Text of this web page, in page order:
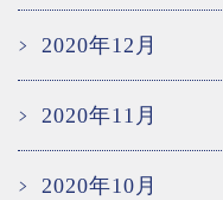
2020年12月
2020年11月
2020年10月